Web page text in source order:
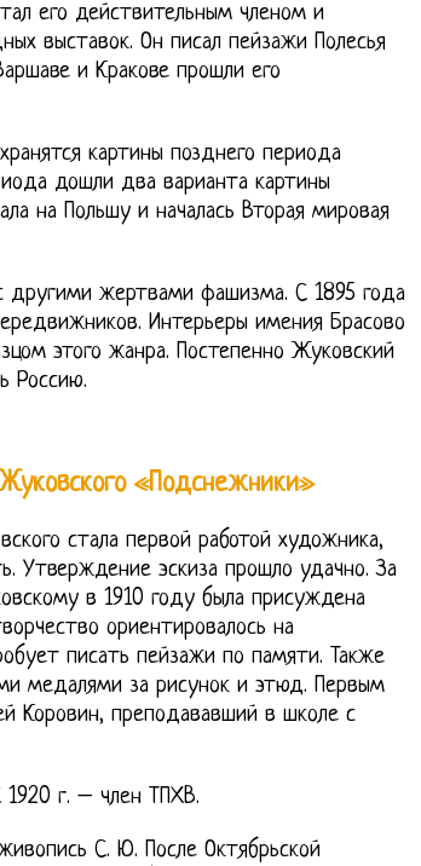
его действительным членом и
выставок. Он писал пейзажи Полесья
и Кракове прошли его
картины позднего периода
дошли два варианта картины
на Польшу и началась Вторая мировая
другими жертвами фашизма. С 1895 года
Интерьеры имения Брасово
этого жанра. Постепенно Жуковский
Россию.
«Подснежники»
стала первой работой художника,
Утверждение эскиза прошло удачно. За
в 1910 году была присуждена
ориентировалось на
писать пейзажи по памяти. Также
медалями за рисунок и этюд. Первым
Коровин, преподававший в школе с
г. – член ТПХВ.
С. Ю. После Октябрьской